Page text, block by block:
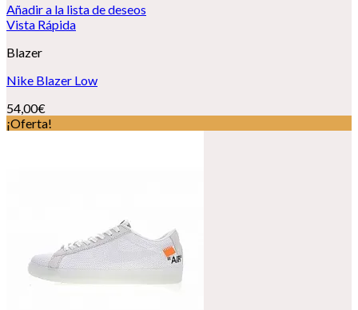
Añadir a la lista de deseos
Vista Rápida
Blazer
Nike Blazer Low
54,00€
¡Oferta!